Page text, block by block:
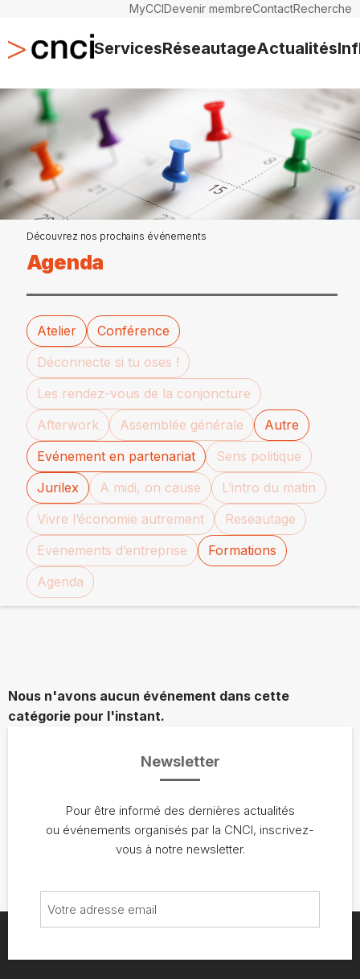
MyCCIDevenir membreContactRecherche
ServicesRéseautageActualités
Découvrez nos prochains événements
Agenda
Atelier
Conférence
Déconnecte si tu oses !
Les rendez-vous de la conjoncture
Afterwork
Assemblée générale
Autre
Evénement en partenariat
Sens politique
Jurilex
A midi, on cause
L’intro du matin
Vivre l’économie autrement
Reseautage
Evenements d’entreprise
Formations
Agenda
Nous n'avons aucun événement dans cette
catégorie pour l'instant.
Newsletter
Pour être informé des dernières actualités
ou événements organisés par la CNCI, inscrivez-
vous à notre newsletter.